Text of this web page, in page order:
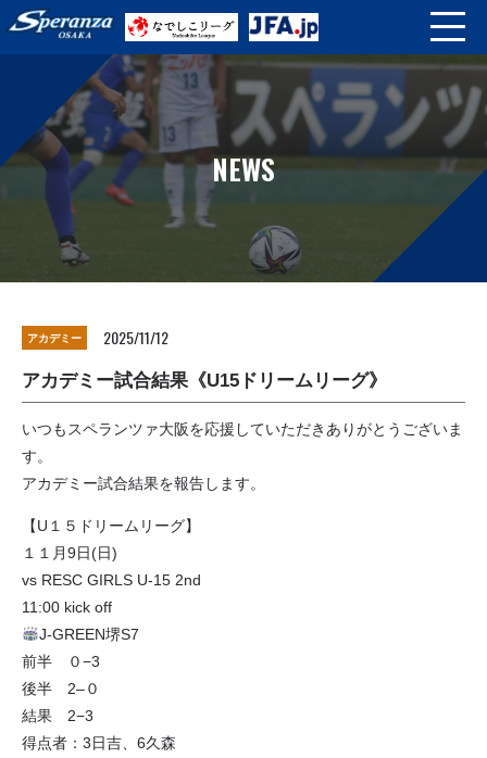
NEWS
アカデミー 2025/11/12
アカデミー試合結果《U15ドリームリーグ》
いつもスペランツァ大阪を応援していただきありがとうございま
す。
アカデミー試合結果を報告します。
【U１５ドリームリーグ】
１１月9日(日)
vs RESC GIRLS U-15 2nd
11:00 kick off
J-GREEN堺S7
前半 ０−3
後半 2–０
結果 2−3
得点者：3日吉、6久森